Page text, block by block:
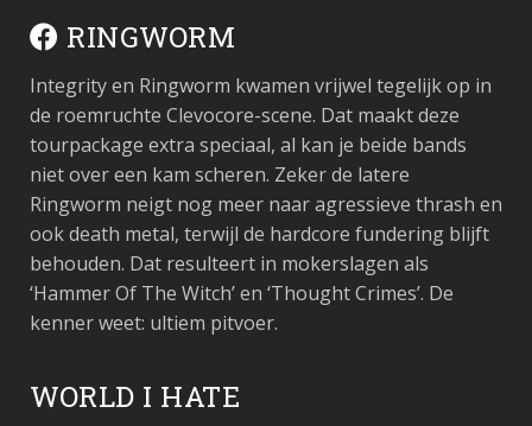
RINGWORM
Integrity en Ringworm kwamen vrijwel tegelijk op in
de roemruchte Clevocore-scene. Dat maakt deze
tourpackage extra speciaal, al kan je beide bands
niet over een kam scheren. Zeker de latere
Ringworm neigt nog meer naar agressieve thrash en
ook death metal, terwijl de hardcore fundering blijft
behouden. Dat resulteert in mokerslagen als
‘Hammer Of The Witch’ en ‘Thought Crimes’. De
kenner weet: ultiem pitvoer.
WORLD I HATE